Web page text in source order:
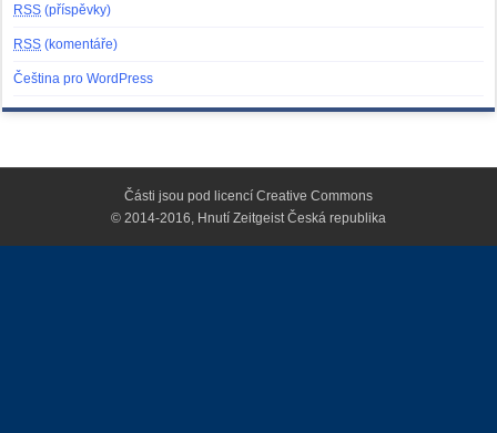
RSS (příspěvky)
RSS (komentáře)
Čeština pro WordPress
Části jsou pod licencí Creative Commons
© 2014-2016, Hnutí Zeitgeist Česká republika